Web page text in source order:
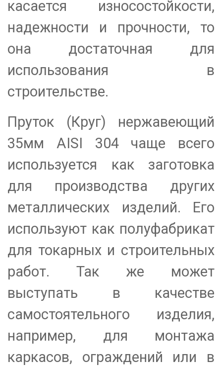
касается износостойкости,
надежности и прочности, то
она достаточная для
использования в
строительстве.
Пруток (Круг) нержавеющий
35мм АІSI 304 чаще всего
используется как заготовка
для производства других
металлических изделий. Его
используют как полуфабрикат
для токарных и строительных
работ. Так же может
выступать в качестве
самостоятельного изделия,
например, для монтажа
каркасов, ограждений или в